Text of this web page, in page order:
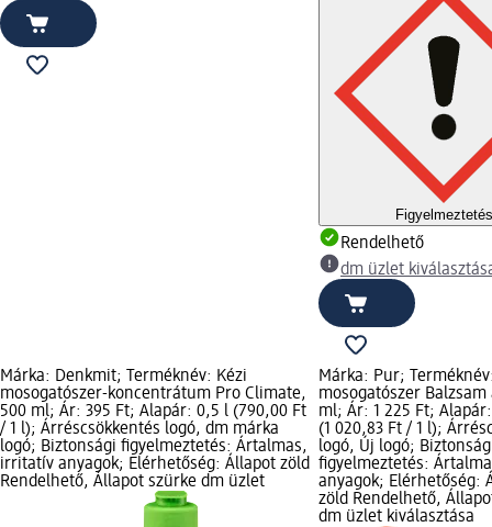
Figyelmeztetés
Rendelhető
dm üzlet
Márka: Denkmit; Terméknév: Kézi
mosogatószer-koncentrátum Pro Climate,
500 ml; Ár: 395 Ft; Alapár: 0,5 l (790,00 Ft
/ 1 l); Árréscsökkentés logó, dm márka
logó; Biztonsági figyelmeztetés: Ártalmas,
irritatív anyagok; Elérhetőség: Állapot zöld
Rendelhető, Állapot szürke dm üzlet
Márka: Pur;
mosogatószer Balzsam
ml; Ár: 1 225 Ft;
(1 020,83 Ft / 1 l);
logó, Új logó;
figyelmeztetés:
anyagok; Elérhetőség:
zöld Rendelhető,
dm üzlet kiválasztása